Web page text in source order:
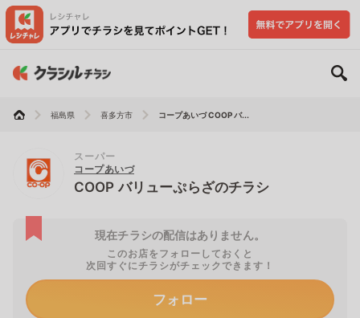
福島県 喜多方市 コープあいづ COOP バ...
スーパー
コープあいづ
COOP バリューぷらざのチラシ
現在チラシの配信はありません。
このお店をフォローしておくと
次回すぐにチラシがチェックできます！
フォロー